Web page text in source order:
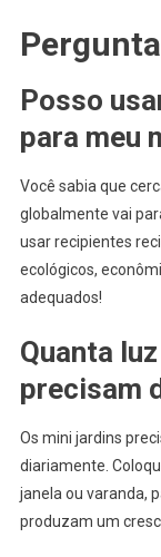
Posso
para meu
Você sabia que
globalmente vai
usar recipientes
ecológicos,
adequados!
Quanta
precisam
Os mini jardins
diariamente.
janela ou varanda,
produzam um